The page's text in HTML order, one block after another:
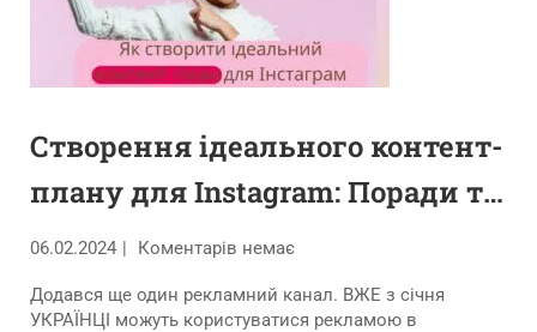
Створення ідеального контент-
плану для Instagram: Поради та
стратегії
06.02.2024 Коментарів немає
Додався ще один рекламний канал. ВЖЕ з січня
УКРАЇНЦІ можуть користуватися рекламою в